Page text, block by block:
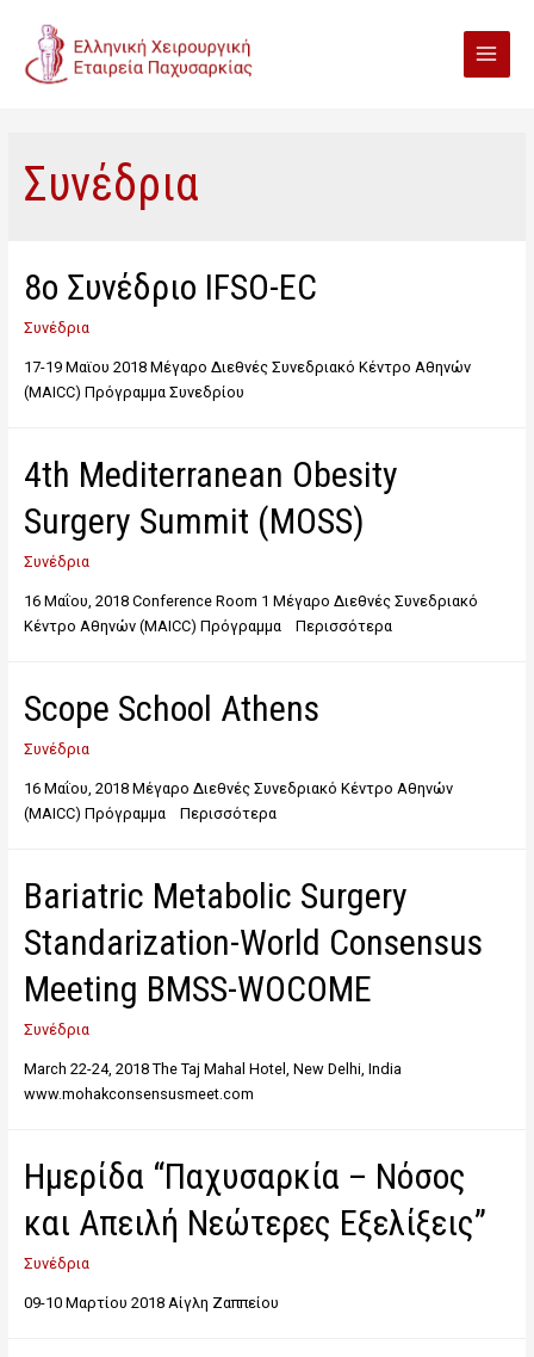
Συνέδρια
8o Συνέδριο IFSO-EC
Συνέδρια
17-19 Μαϊου 2018 Μέγαρο Διεθνές Συνεδριακό Κέντρο Αθηνών
(MAICC) Πρόγραμμα Συνεδρίου
4th Mediterranean Obesity
Surgery Summit (MOSS)
Συνέδρια
16 Μαΐου, 2018 Conference Room 1 Μέγαρο Διεθνές Συνεδριακό
Κέντρο Αθηνών (MAICC) Πρόγραμμα Περισσότερα
Scope School Athens
Συνέδρια
16 Μαΐου, 2018 Μέγαρο Διεθνές Συνεδριακό Κέντρο Αθηνών
(MAICC) Πρόγραμμα Περισσότερα
Bariatric Metabolic Surgery
Standarization-World Consensus
Meeting BMSS-WOCOME
Συνέδρια
March 22-24, 2018 The Taj Mahal Hotel, New Delhi, India
www.mohakconsensusmeet.com
Ημερίδα “Παχυσαρκία – Νόσος
και Απειλή Νεώτερες Εξελίξεις”
Συνέδρια
09-10 Μαρτίου 2018 Αίγλη Ζαππείου